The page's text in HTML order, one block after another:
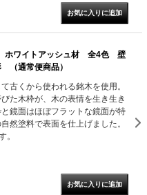
ワイトアッシュ材 全4色 壁
通常便商品）
古くから使われる銘木を使用。
た木枠が、木の表情を生き生き
鏡面はほぼフラットな鏡面が特
然塗料で表面を仕上げました。
。